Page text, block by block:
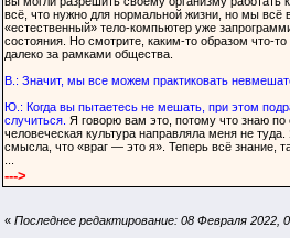
всё, что нужно для нормальной жизни, но мы
«естественный» тело-компьютер уже
состояния. Но смотрите, каким-то образом что-
далеко за рамками общества.
В.: Значит, мы все можем практиковать
Ю.: Когда вы пытаетесь не мешать, при этом
случиться. Я говорю вам это, потому что знаю
человеческая культура направляла меня не
смысла, что «враг — это я». Теперь всё знание,
--->
« Последнее редактирование: 08 Февраля 2022,